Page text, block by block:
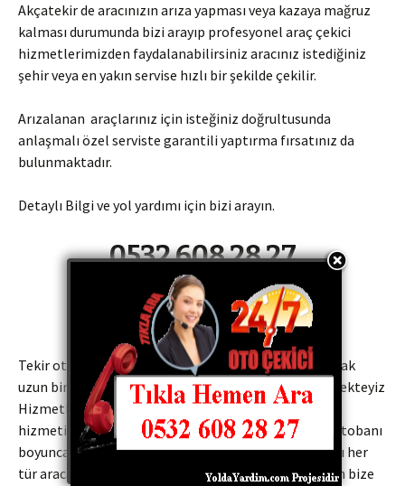
Akçatekir de aracınızın arıza yapması veya kazaya mağruz
kalması durumunda bizi arayıp profesyonel araç çekici
hizmetlerimizden faydalanabilirsiniz aracınız istediğiniz
şehir veya en yakın servise hızlı bir şekilde çekilir.
Arızalanan araçlarınız için isteğiniz doğrultusunda
anlaşmalı özel serviste garantili yaptırma fırsatınız da
bulunmaktadır.
Detaylı Bilgi ve yol yardımı için bizi arayın.
0532 608 28 27
0542 261 94 08
Tekir oto kurtarma çekici kurtarıcı ve yol yardım olarak
uzun bir yokuş ve bayır olan bu bölgede hizmet vermekteyiz
Hizmetlerimiz 7 24 esasına göre olup Tamir ve Servis
hizmeti de sağlamaktayız. Adana Niğde Otoyolu ve Otobanı
boyunca otomobil araç kamyon Tır Otobüs irili ufaklı her
tür araca hizmet vermekteyiz. Tek yapmanız gereken bize